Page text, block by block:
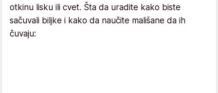
otkinu lisku ili cvet. Šta da uradite kako biste
sačuvali biljke i kako da naučite mališane da ih
čuvaju: